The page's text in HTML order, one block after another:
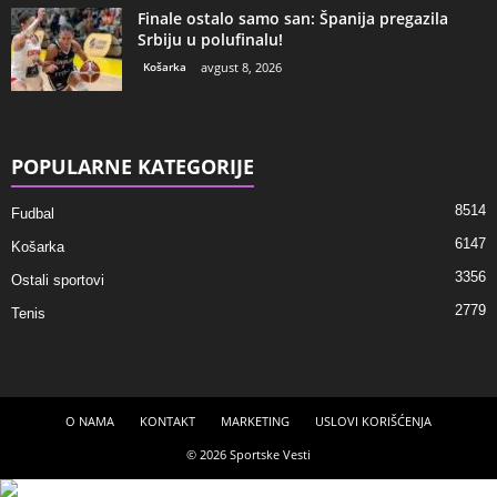
Finale ostalo samo san: Španija pregazila
Srbiju u polufinalu!
Košarka avgust 8, 2026
POPULARNE KATEGORIJE
Fudbal 8514
Košarka 6147
Ostali sportovi 3356
Tenis 2779
O NAMA KONTAKT MARKETING
USLOVI KORIŠĆENJA
© 2026 Sportske Vesti